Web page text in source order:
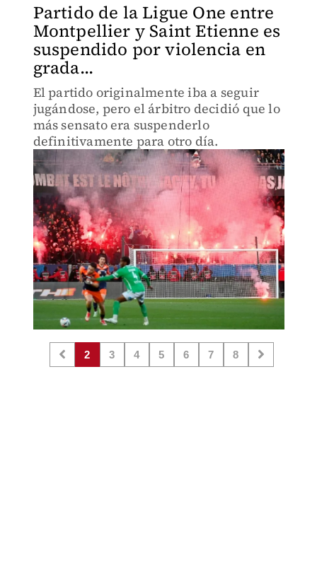
Partido de la Ligue One entre
Montpellier y Saint Etienne es
suspendido por violencia en
grada...
El partido originalmente iba a seguir
jugándose, pero el árbitro decidió que lo
más sensato era suspenderlo
definitivamente para otro día.
2 3 4 5 6 7 8